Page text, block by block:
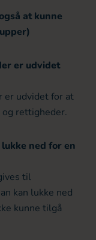
at kunne
er udvidet
er udvidet for at
rettigheder.
ned for en
til
kan lukke ned
kunne tilgå